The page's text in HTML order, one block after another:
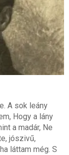
A sok leány
Hogy a lány
a madár, Ne
jószivű,
láttam még. S